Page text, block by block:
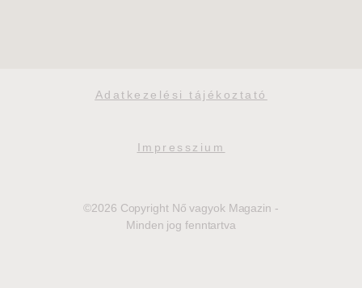
Adatkezelési tájékoztató
Impresszium
©2026 Copyright Nő vagyok Magazin -
Minden jog fenntartva